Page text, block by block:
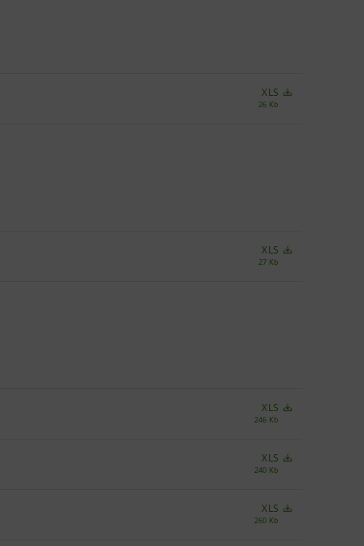
XLS
26 Kb
XLS
27 Kb
XLS
246 Kb
XLS
240 Kb
XLS
260 Kb